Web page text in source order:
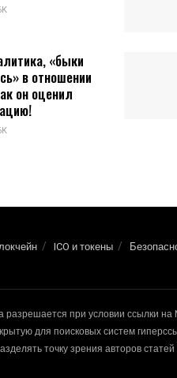
«быки
в отношении
он оценил
ICO и токены
при условии ссылки
для поисковых систем
точку зрения авторов